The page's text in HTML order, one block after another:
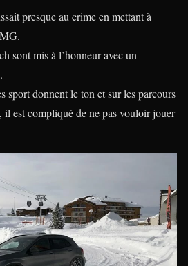
presque au crime en mettant à
sont mis à l’honneur avec un
sport donnent le ton et sur les parcours
il est compliqué de ne pas vouloir jouer